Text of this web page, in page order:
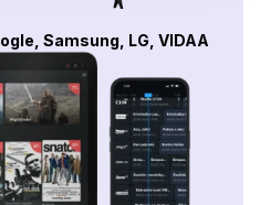
Samsung, LG, VIDAA